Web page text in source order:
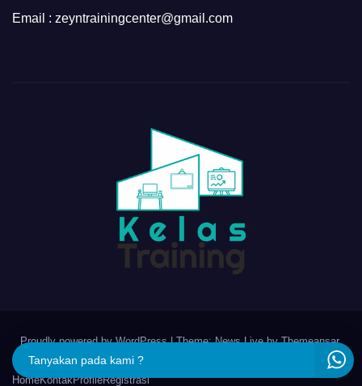
Email : zeyntrainingcenter@gmail.com
Proudly powered by WordPress|Theme: News Live byThemeansar.
HomeKontakProfileRegistrasi
Tanyakan pada kami ?